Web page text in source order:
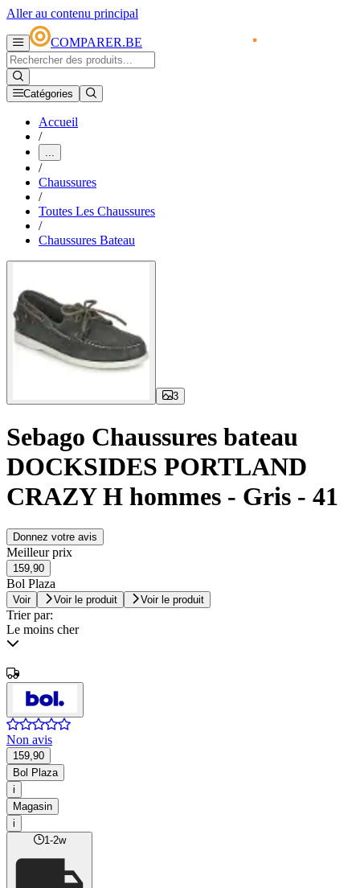
Aller au contenu principal
COMPARER.BE
Catégories
Accueil
/
...
/
Chaussures
/
Toutes Les Chaussures
/
Chaussures Bateau
3
Sebago Chaussures bateau
DOCKSIDES PORTLAND
CRAZY H hommes - Gris - 41
Donnez votre avis
Meilleur prix
159,90
Bol Plaza
Voir Voir le produit Voir le produit
Trier par:
Le moins cher
Non avis
159,90
Bol Plaza
i
Magasin
i
1-2w